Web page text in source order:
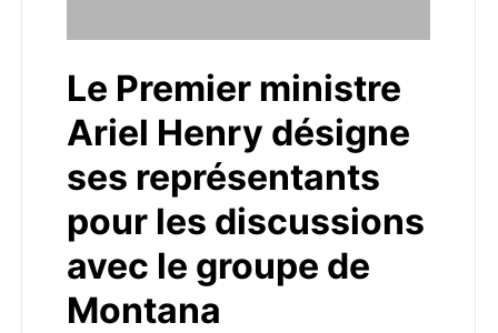
Le Premier ministre
Ariel Henry désigne
ses représentants
pour les discussions
avec le groupe de
Montana